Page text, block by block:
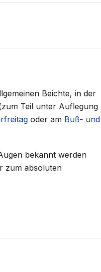
Beichte, in der
Teil unter Auflegung
oder am Buß- und
bekannt werden
zum absoluten